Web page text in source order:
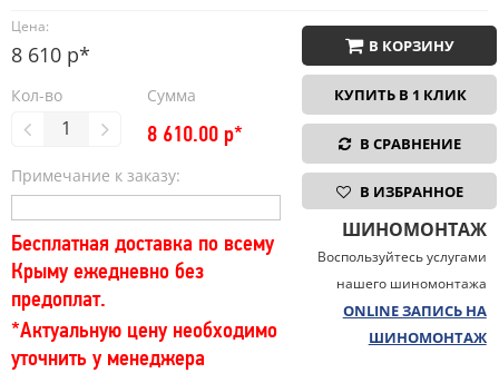
Цена:
8 610 р*
Кол-во Сумма
8 610.00 р*
Примечание к заказу:
Бесплатная доставка по всему
Крыму ежедневно без
предоплат.
*Актуальную цену необходимо
уточнить у менеджера
В КОРЗИНУ
КУПИТЬ В 1 КЛИК
В СРАВНЕНИЕ
В ИЗБРАННОЕ
ШИНОМОНТАЖ
Воспользуйтесь услугами
нашего шиномонтажа
ONLINE ЗАПИСЬ НА
ШИНОМОНТАЖ